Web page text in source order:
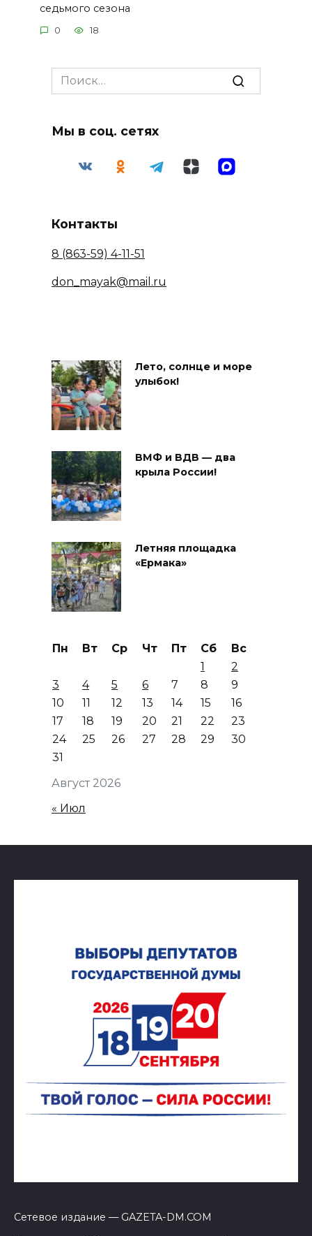
седьмого сезона
0 18
Search
for:
Мы в соц. сетях
Контакты
8 (863-59) 4-11-51
don_mayak@mail.ru
Лето, солнце и море
улыбок!
ВМФ и ВДВ — два
крыла России!
Летняя площадка
«Ермака»
Август 2026
Пн Вт Ср Чт Пт Сб
Вс
1
2
3
4 5 6 7 8
9
10
11 12 13 14 15
16
17
18 19 20 21 22
23
24
25 26 27 28 29
30
31
« Июл
Сетевое издание — GAZETA-DM.COM